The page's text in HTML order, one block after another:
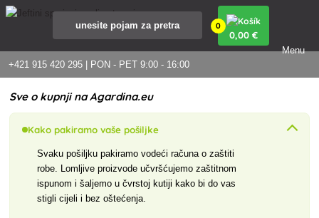
+421 915 420 295 | PON - PET 9:00 - 16:00
0
0,00 €
Menu
Sve o kupnji na Agardina.eu
Kako pakiramo vaše pošiljke
Svaku pošiljku pakiramo vodeći računa o zaštiti
robe. Lomljive proizvode učvršćujemo zaštitnom
ispunom i šaljemo u čvrstoj kutiji kako bi do vas
stigli cijeli i bez oštećenja.